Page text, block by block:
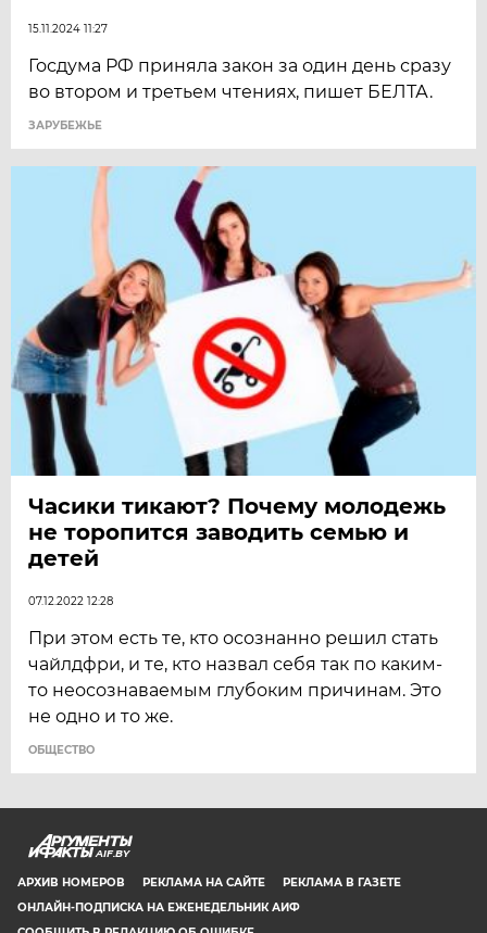
15.11.2024 11:27
Госдума РФ приняла закон за один день сразу
во втором и третьем чтениях, пишет БЕЛТА.
ЗАРУБЕЖЬЕ
Часики тикают? Почему молодежь
не торопится заводить семью и
детей
07.12.2022 12:28
При этом есть те, кто осознанно решил стать
чайлдфри, и те, кто назвал себя так по каким-
то неосознаваемым глубоким причинам. Это
не одно и то же.
ОБЩЕСТВО
AIF.BY
АРХИВ НОМЕРОВ РЕКЛАМА НА САЙТЕ
РЕКЛАМА В ГАЗЕТЕ
ОНЛАЙН-ПОДПИСКА НА ЕЖЕНЕДЕЛЬНИК АИФ